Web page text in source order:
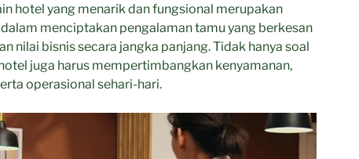
hotel yang menarik dan fungsional merupakan
menciptakan pengalaman tamu yang berkesan
nilai bisnis secara jangka panjang. Tidak hanya soal
juga harus mempertimbangkan kenyamanan,
operasional sehari-hari.